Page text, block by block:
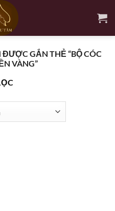
GẮN THẺ “BỘ CÓC
VÀNG”